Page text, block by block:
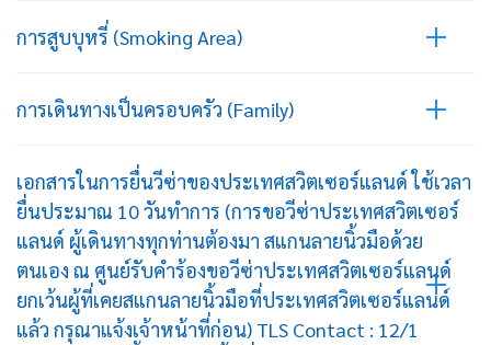
การสูบบุหรี่ (Smoking Area)
การเดินทางเป็นครอบครัว (Family)
เอกสารในการยื่นวีซ่าของประเทศสวิตเซอร์แลนด์ ใช้เวลา
ยื่นประมาณ 10 วันทำการ (การขอวีซ่าประเทศสวิตเซอร์
แลนด์ ผู้เดินทางทุกท่านต้องมา สแกนลายนิ้วมือด้วย
ตนเอง ณ ศูนย์รับคำร้องขอวีซ่าประเทศสวิตเซอร์แลนด์
ยกเว้นผู้ที่เคยสแกนลายนิ้วมือที่ประเทศสวิตเซอร์แลนด์
แล้ว กรุณาแจ้งเจ้าหน้าที่ก่อน) TLS Contact : 12/1